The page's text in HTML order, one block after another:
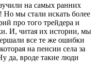
на самых ранних
мы стали искать более
про того трейдера и
И, читая их истории, мы
все те же ошибки
на пенсии села за
да, вроде такие люди